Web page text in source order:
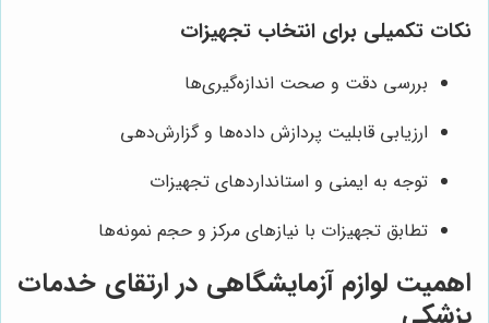
نکات تکمیلی برای انتخاب تجهیزات
بررسی دقت و صحت اندازه‌گیری‌ها
ارزیابی قابلیت پردازش داده‌ها و گزارش‌دهی
توجه به ایمنی و استانداردهای تجهیزات
تطابق تجهیزات با نیازهای مرکز و حجم نمونه‌ها
اهمیت لوازم آزمایشگاهی در ارتقای خدمات